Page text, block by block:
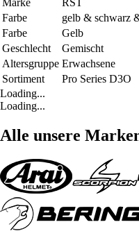
Farbe
gelb & schwarz
Farbe
Gelb
Geschlecht
Gemischt
Altersgruppe Erwachsene
Sortiment
Pro Series D3O
Loading...
Loading...
Alle unsere